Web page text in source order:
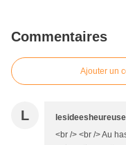
Commentaires
Ajouter un
L
<br /> <br /> Au